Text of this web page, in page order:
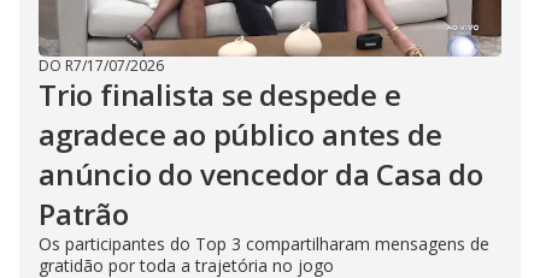
DO R7/17/07/2026
Trio finalista se despede e
agradece ao público antes de
anúncio do vencedor da Casa do
Patrão
Os participantes do Top 3 compartilharam mensagens de
gratidão por toda a trajetória no jogo